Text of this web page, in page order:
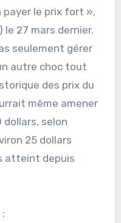
payer le prix fort »,
le 27 mars dernier.
seulement gérer
autre choc tout
des prix du
même amener
dollars, selon
25 dollars
atteint depuis